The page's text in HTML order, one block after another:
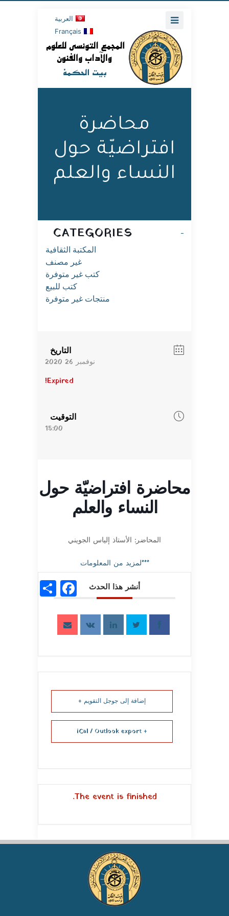
العربية
Français
محاضرة
افتراضيّة حول
النساء والعلم
CATEGORIES
المكتبة الثقافية
غير مصنف
كتب غير متوفرة
كتب للبيع
منتجات غير متوفرة
التاريخ
نوفمبر 26 2020
Expired!
التوقيت
15:00
محاضرة افتراضيّة حول
النساء والعلم
المحاضر: الأستاذ إلياس الجويني
***لمزيد من المعلومات
أنشر هذا الحدث
إضافة إلى جوجل التقويم +
+ iCal / Outlook export
The event is finished.